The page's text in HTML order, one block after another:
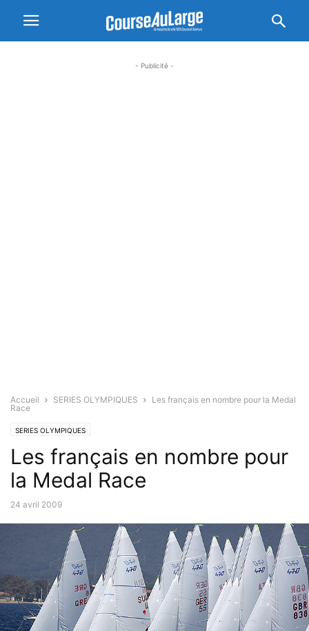
- Publicité -
Accueil SERIES OLYMPIQUES
Les français en nombre pour la Medal
Race
SERIES OLYMPIQUES
Les français en nombre pour
la Medal Race
24 avril 2009